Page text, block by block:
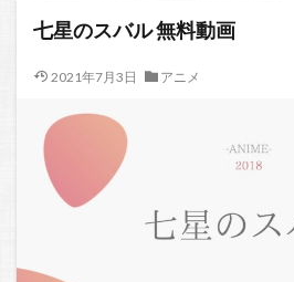
七星のスバル 無料動画
2021年7月3日 アニメ